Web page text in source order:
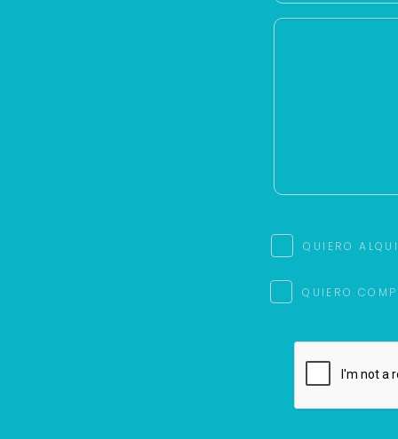
QUIERO
QUIERO